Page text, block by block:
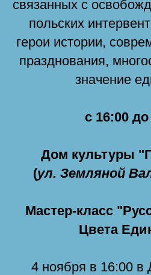
связанных с
польских
герои истории,
празднования,
значение
с 16:00
Дом культуры
(ул. Земляной
Мастер-класс
Цвета
4 ноября в 16:00 в